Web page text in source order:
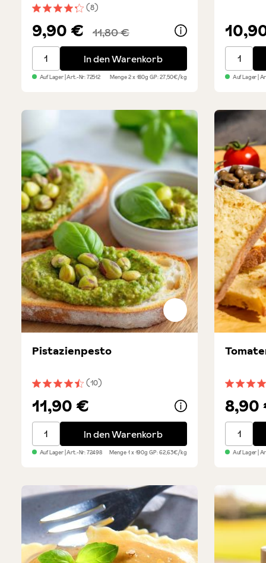
Durchschnittliche Bewertung von 4.3 von 5 Sternen
(8)
9,90 € 11,80 €
Basilikum-Pesto - 2er Sparset
In den Warenkorb
Auf Lager| Art.-Nr:72512 Menge2 x 180gGP: 27,50€/kg Auf Lager|
Durchschnittliche Bewertung von 4.5 von 5 Sternen
(10)
Pistazienpesto
11,90 €
PistazienpestoIn den Warenkorb
Auf Lager| Art.-Nr:72498 Menge1 x 190gGP: 62,63€/kg
8,90
Auf Lager|